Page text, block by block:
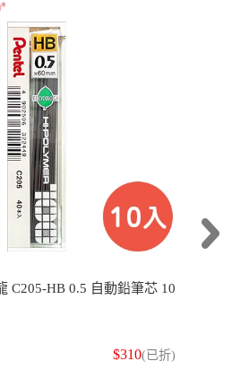
C205-HB 0.5 自動鉛筆芯 10
$310(已折)